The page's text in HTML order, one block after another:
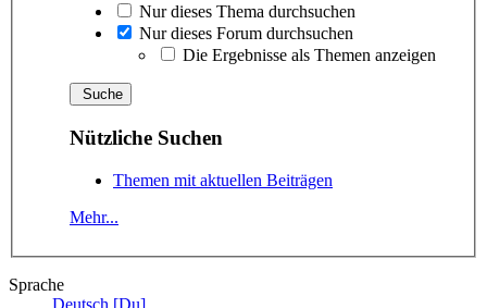
Nur dieses Thema durchsuchen
Nur dieses Forum durchsuchen
Die Ergebnisse als Themen anzeigen
Nützliche Suchen
Themen mit aktuellen Beiträgen
Mehr...
Sprache
Deutsch [Du]